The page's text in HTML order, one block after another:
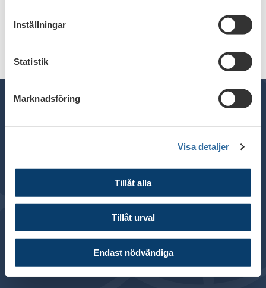
Inställningar
Statistik
Marknadsföring
Visa detaljer
Tillåt alla
Tillåt urval
Endast nödvändiga
Postadress: Box 7603, 103 94 Stockholm
Besöksadress: Blasieholmsgatan 4B
© 2024 Svenska Bankföreningen
Om webbplatsen